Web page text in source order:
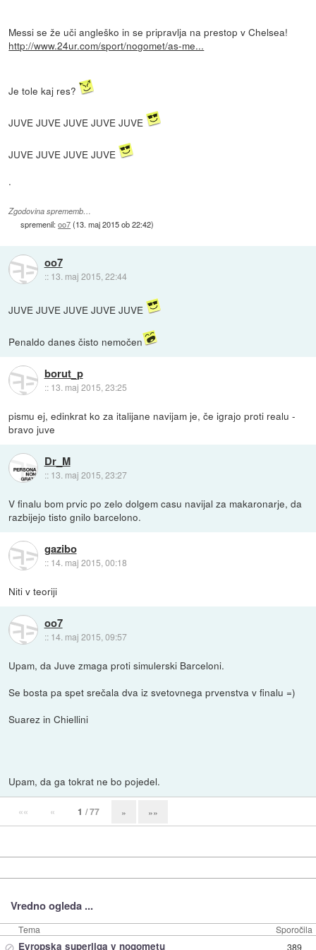
Messi se že uči angleško in se pripravlja na prestop v Chelsea!
http://www.24ur.com/sport/nogomet/as-me...
Je tole kaj res?
JUVE JUVE JUVE JUVE JUVE
JUVE JUVE JUVE JUVE
.
Zgodovina sprememb…
spremenil:oo7(13. maj 2015 ob 22:42)
oo7
:: 13. maj 2015, 22:44
JUVE JUVE JUVE JUVE JUVE
Penaldo danes čisto nemočen
borut_p
:: 13. maj 2015, 23:25
pismu ej, edinkrat ko za italijane navijam je, če igrajo proti realu -
bravo juve
Dr_M
:: 13. maj 2015, 23:27
V finalu bom prvic po zelo dolgem casu navijal za makaronarje, da
razbijejo tisto gnilo barcelono.
gazibo
:: 14. maj 2015, 00:18
Niti v teoriji
oo7
:: 14. maj 2015, 09:57
Upam, da Juve zmaga proti simulerski Barceloni.
Se bosta pa spet srečala dva iz svetovnega prvenstva v finalu =)
Suarez in Chiellini
Upam, da ga tokrat ne bo pojedel.
«« « 1 / 77 » »»
Vredno ogleda ...
Tema Sporočila
⊘ Evropska superliga v nogometu 389